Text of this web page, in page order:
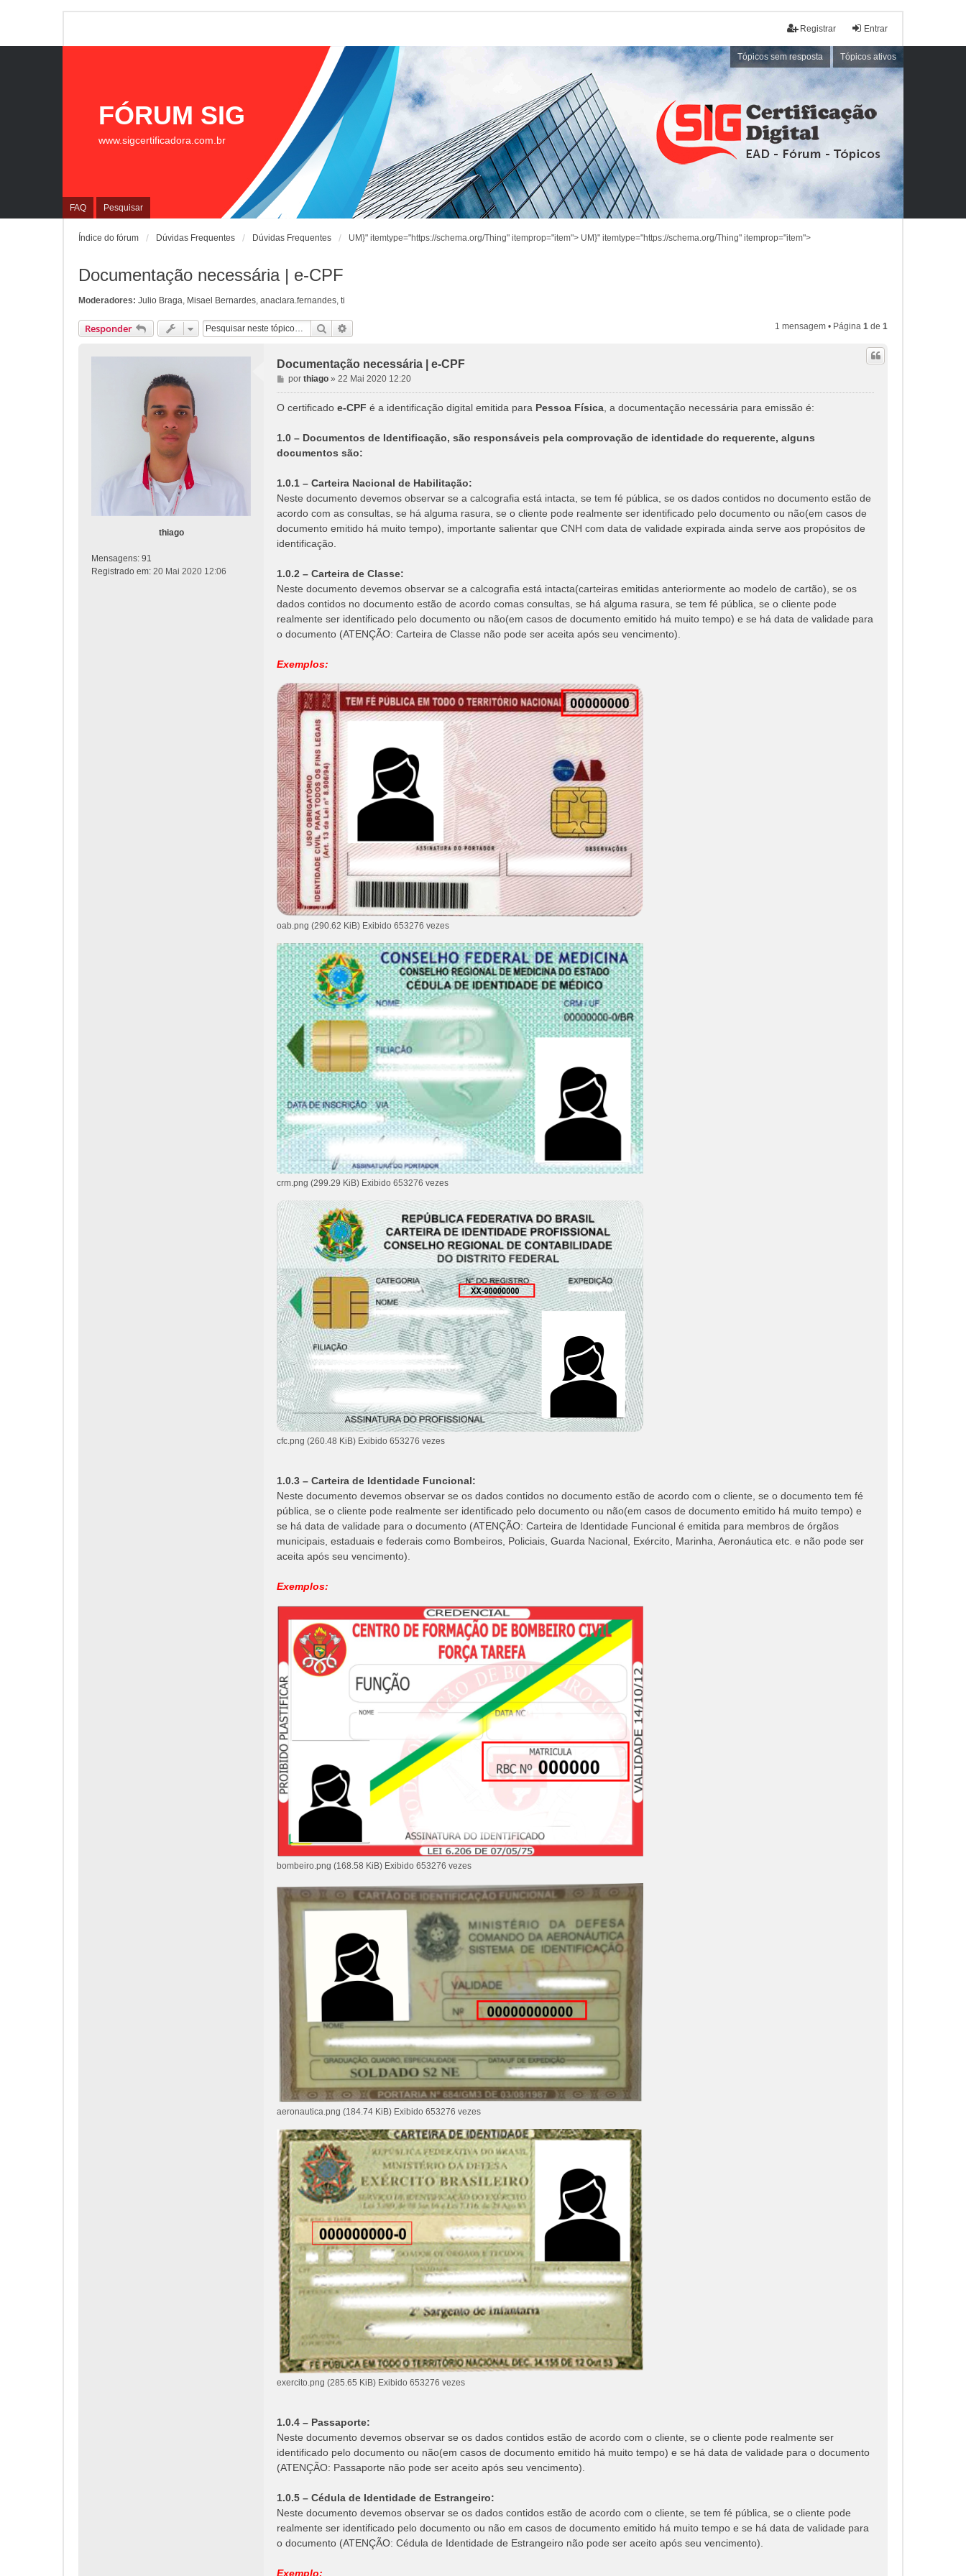
Entrar
Registrar
Tópicos sem resposta Tópicos ativos
FAQ Pesquisar
FÓRUM SIG
www.sigcertificadora.com.br
Índice do fórum Dúvidas Frequentes UM}" itemtype="https://schema.org/Thing" itemprop="item">
Dúvidas Frequentes UM}" itemtype="https://schema.org/Thing" itemprop="item">
Documentação necessária | e-CPF
Moderadores: Julio Braga, Misael Bernardes, anaclara.fernandes, ti
Responder Pesquisar 1 mensagem • Página 1 de 1
thiago
Mensagens: 91
Registrado em: 20 Mai 2020 12:06
Documentação necessária | e-CPF
M
e
n
g
e
por thiago» 22 Mai 2020 12:20
O certificado e-CPF é a identificação digital emitida para Pessoa Física , a documentação necessária para emissão é:
1.0 – Documentos de Identificação, são responsáveis pela comprovação de identidade do requerente, alguns
documentos são:
1.0.1 – Carteira Nacional de Habilitação:
Neste documento devemos observar se a calcografia está intacta, se tem fé pública, se os dados contidos no documento estão de
acordo com as consultas, se há alguma rasura, se o cliente pode realmente ser identificado pelo documento ou não(em casos de
documento emitido há muito tempo), importante salientar que CNH com data de validade expirada ainda serve aos propósitos de
identificação.
1.0.2 – Carteira de Classe:
Neste documento devemos observar se a calcografia está intacta(carteiras emitidas anteriormente ao modelo de cartão), se os
dados contidos no documento estão de acordo comas consultas, se há alguma rasura, se tem fé pública, se o cliente pode
realmente ser identificado pelo documento ou não(em casos de documento emitido há muito tempo) e se há data de validade para
o documento (ATENÇÃO: Carteira de Classe não pode ser aceita após seu vencimento).
Exemplos:
oab.png (290.62 KiB) Exibido 653276 vezes
crm.png (299.29 KiB) Exibido 653276 vezes
cfc.png (260.48 KiB) Exibido 653276 vezes
1.0.3 – Carteira de Identidade Funcional:
Neste documento devemos observar se os dados contidos no documento estão de acordo com o cliente, se o documento tem fé
pública, se o cliente pode realmente ser identificado pelo documento ou não(em casos de documento emitido há muito tempo) e
se há data de validade para o documento (ATENÇÃO: Carteira de Identidade Funcional é emitida para membros de órgãos
municipais, estaduais e federais como Bombeiros, Policiais, Guarda Nacional, Exército, Marinha, Aeronáutica etc. e não pode ser
aceita após seu vencimento).
Exemplos:
bombeiro.png (168.58 KiB) Exibido 653276 vezes
aeronautica.png (184.74 KiB) Exibido 653276 vezes
exercito.png (285.65 KiB) Exibido 653276 vezes
1.0.4 – Passaporte:
Neste documento devemos observar se os dados contidos estão de acordo com o cliente, se o cliente pode realmente ser
identificado pelo documento ou não(em casos de documento emitido há muito tempo) e se há data de validade para o documento
(ATENÇÃO: Passaporte não pode ser aceito após seu vencimento).
1.0.5 – Cédula de Identidade de Estrangeiro:
Neste documento devemos observar se os dados contidos estão de acordo com o cliente, se tem fé pública, se o cliente pode
realmente ser identificado pelo documento ou não em casos de documento emitido há muito tempo e se há data de validade para
o documento (ATENÇÃO: Cédula de Identidade de Estrangeiro não pode ser aceito após seu vencimento).
Exemplo: